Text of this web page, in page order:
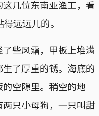
几位东南亚渔工，看
远远儿的。
些风霜，甲板上堆满
了厚重的锈。海底的
空隙里。稍空的地
只小母狗，一只叫甜